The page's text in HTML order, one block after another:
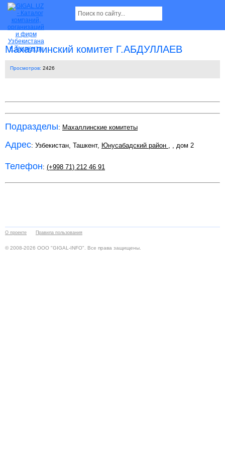
Махаллинский комитет Г.АБДУЛЛАЕВ
Просмотров: 2426
Подразделы: Махаллинские комитеты
Адрес: Узбекистан, Ташкент, Юнусабадский район , , дом 2
Телефон: (+998 71) 212 46 91
О проекте Правила пользования
© 2008-2026 ООО "GIGAL-INFO". Все права защищены.